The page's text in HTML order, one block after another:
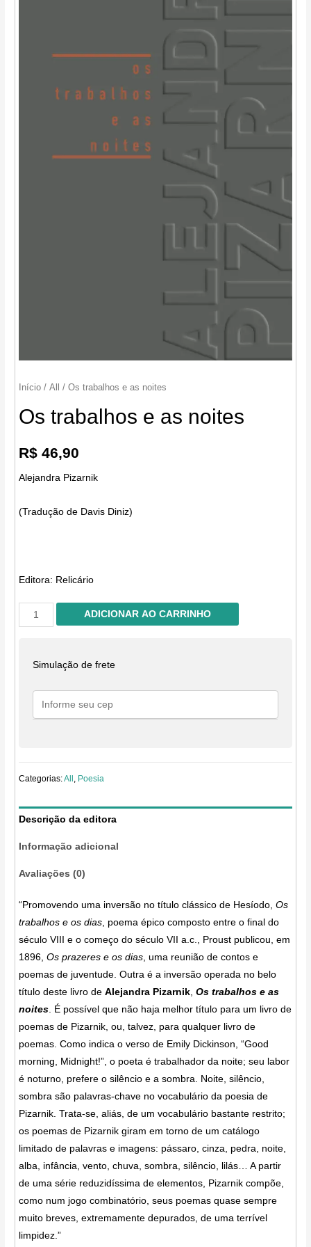
Início /All / Os trabalhos e as noites
Os trabalhos e as noites
R$ 46,90
Alejandra Pizarnik
(Tradução de Davis Diniz)
Editora: Relicário
trabalhos
ADICIONAR AO CARRINHO
Simulação de frete
Categorias:All , Poesia
Descrição da editora
Informação adicional
Avaliações (0)
“Promovendo uma inversão no título clássico de Hesíodo,Os
trabalhos e os dias, poema épico composto entre o final do
século VIII e o começo do século VII a.c., Proust publicou, em
1896,Os prazeres e os dias, uma reunião de contos e
poemas de juventude. Outra é a inversão operada no belo
título deste livro deAlejandra Pizarnik,Os trabalhos e as
noites. É possível que não haja melhor título para um livro de
poemas de Pizarnik, ou, talvez, para qualquer livro de
poemas. Como indica o verso de Emily Dickinson, “Good
morning, Midnight!”, o poeta é trabalhador da noite; seu labor
é noturno, prefere o silêncio e a sombra. Noite, silêncio,
sombra são palavras-chave no vocabulário da poesia de
Pizarnik. Trata-se, aliás, de um vocabulário bastante restrito;
os poemas de Pizarnik giram em torno de um catálogo
limitado de palavras e imagens: pássaro, cinza, pedra, noite,
alba, infância, vento, chuva, sombra, silêncio, lilás… A partir
de uma série reduzidíssima de elementos, Pizarnik compõe,
como num jogo combinatório, seus poemas quase sempre
muito breves, extremamente depurados, de uma terrível
limpidez.”